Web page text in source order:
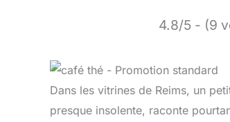
4.8/5 - (9
Dans les vitrines de Reims, un
presque insolente, raconte